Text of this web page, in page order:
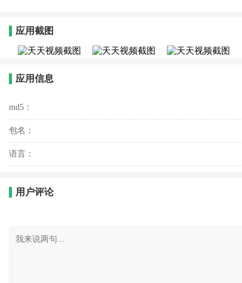
应用截图
应用信息
md5：
包名：
语言：
用户评论